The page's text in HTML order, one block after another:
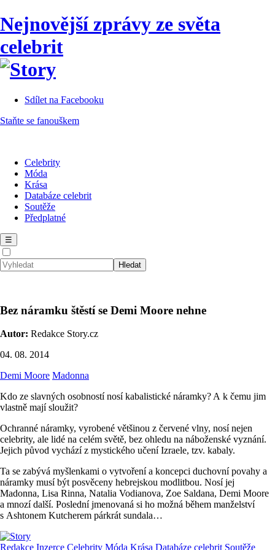
Nejnovější zprávy ze světa
celebrit
Sdílet na Facebooku
Staňte se fanouškem
Celebrity
Móda
Krása
Databáze celebrit
Soutěže
Předplatné
☰
Bez náramku štěstí se Demi Moore nehne
Autor: Redakce Story.cz
04. 08. 2014
Demi Moore Madonna
Kdo ze slavných osobností nosí kabalistické náramky? A k čemu jim
vlastně mají sloužit?
Ochranné náramky, vyrobené většinou z červené vlny, nosí nejen
celebrity, ale lidé na celém světě, bez ohledu na náboženské vyznání.
Jejich původ vychází z mystického učení Izraele, tzv. kabaly.
Ta se zabývá myšlenkami o vytvoření a koncepci duchovní povahy a
náramky musí být posvěceny hebrejskou modlitbou. Nosí jej
Madonna, Lisa Rinna, Natalia Vodianova, Zoe Saldana, Demi Moore
a mnozí další. Poslední jmenovaná si ho možná během manželství
s Ashtonem Kutcherem párkrát sundala…
Redakce Inzerce Celebrity Móda Krása Databáze celebrit Soutěže